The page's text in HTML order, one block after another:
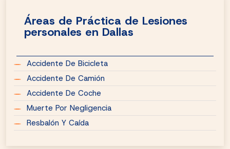
Áreas de Práctica de Lesiones
personales en Dallas
Accidente De Bicicleta
Accidente De Camión
Accidente De Coche
Muerte Por Negligencia
Resbalón Y Caída